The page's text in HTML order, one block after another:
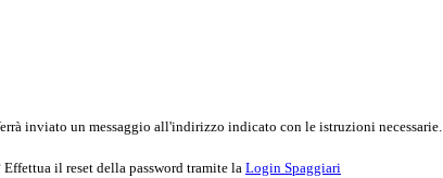
inviato un messaggio all'indirizzo indicato con le istruzioni necessarie.
il reset della password tramite la Login Spaggiari